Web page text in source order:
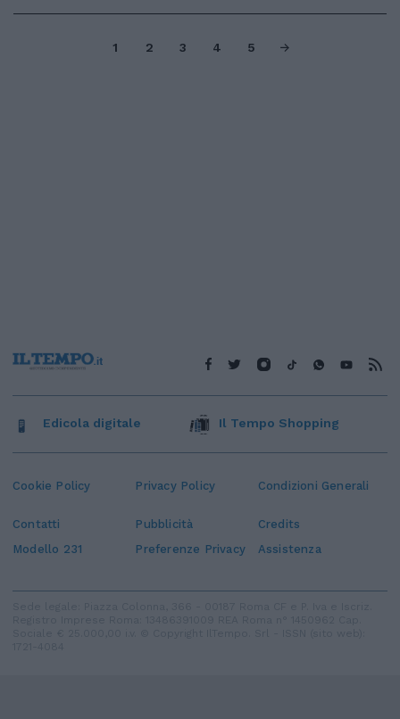
1 2 3 4 5
Cookie Policy Privacy Policy Condizioni Generali
Contatti Pubblicità
Credits
Modello 231
Preferenze Privacy Assistenza
Edicola digitale Il Tempo Shopping